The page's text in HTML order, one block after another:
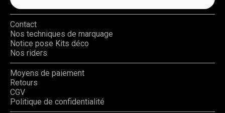
Contact
Nos techniques de marquage
Notice pose Kits déco
Nos riders
Moyens de paiement
Retours
CGV
Politique de confidentialité